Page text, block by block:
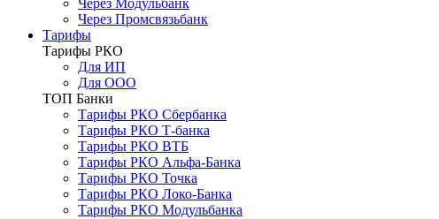
Через Модульбанк
Через Промсвязьбанк
Тарифы
Тарифы РКО
Для ИП
Для ООО
ТОП Банки
Тарифы РКО Сбербанка
Тарифы РКО Т-банка
Тарифы РКО ВТБ
Тарифы РКО Альфа-Банка
Тарифы РКО Точка
Тарифы РКО Локо-Банка
Тарифы РКО Модульбанка